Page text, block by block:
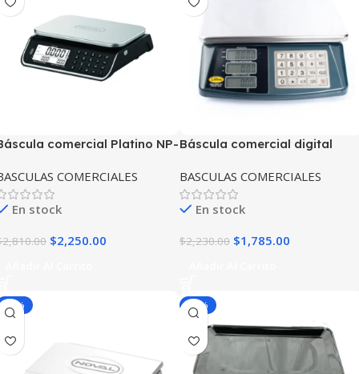
comercial Platino NP-
COMERCIALES
En stock
2,810.00 $2,250.00
Báscula comercial digital
BASCULAS COMERCIALES
En stock
$2,230.00 $1,785.00
-20% -20%